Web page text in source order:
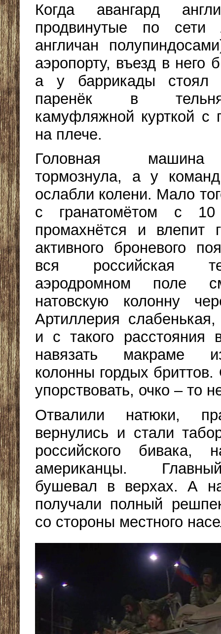
Когда авангард
продвинутые по сети
англичан
аэропорту, въезд в него
а у баррикады стоял
паренёк в
камуфляжной курткой с
на плече.
Головная машина
тормознула, а у
ослабли колени. Мало
с гранатомётом с
промахнётся и влепит
активного броневого
вся российская
аэродромном поле
натовскую колонну
Артиллерия
и с такого расстояния
навязать макраме
колонны гордых
упорствовать, очко – то
Отвалили натюки,
вернулись и стали
российского бивака,
американцы.
бушевал в верхах. А
получали полный
со стороны местного